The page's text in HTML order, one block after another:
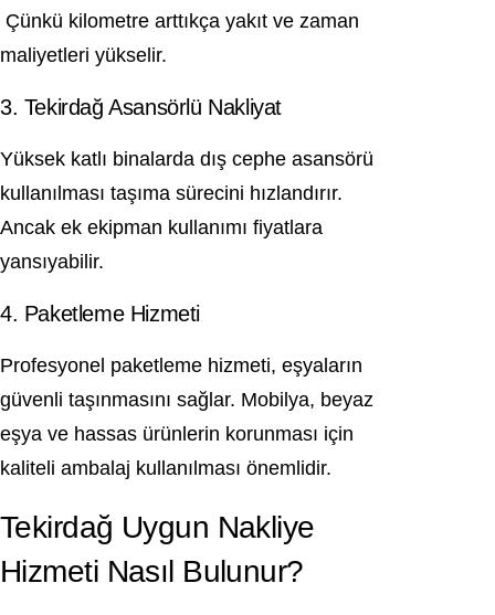
Çünkü kilometre arttıkça yakıt ve zaman
maliyetleri yükselir.
3. Tekirdağ Asansörlü Nakliyat
Yüksek katlı binalarda dış cephe asansörü
kullanılması taşıma sürecini hızlandırır.
Ancak ek ekipman kullanımı fiyatlara
yansıyabilir.
4. Paketleme Hizmeti
Profesyonel paketleme hizmeti, eşyaların
güvenli taşınmasını sağlar. Mobilya, beyaz
eşya ve hassas ürünlerin korunması için
kaliteli ambalaj kullanılması önemlidir.
Tekirdağ Uygun Nakliye
Hizmeti Nasıl Bulunur?